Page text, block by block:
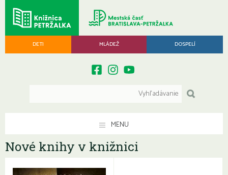
DETI MLÁDEŽ DOSPELÍ
MENU
Nové knihy v knižnici